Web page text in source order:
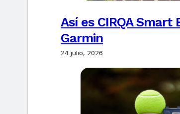
Así es CIRQA
Garmin
24 julio, 2026